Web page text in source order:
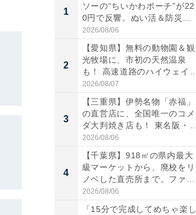
1
ソーの“ちいかわポーチ”が22
0円で反響。ぬい活＆防災...
2026/08/06
2
【愛知県】無料の動物園＆観
光牧場に、市初の天然温泉
も！ 高速道路のハイウェイオ
ア...
2026/08/07
3
【三重県】伊勢名物「赤福」
の直営店に、全国唯一のコメ
ダ大判焼き店も！ 東名阪・
伊...
2026/08/06
4
【千葉県】918㎡の県内最大
級マーケットから、廃校をリ
ノベした直売所まで。ファ
ー...
2026/08/06
「15分で完成してめちゃ楽し